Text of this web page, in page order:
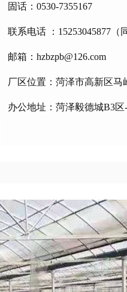
固话：0530-7355167
联系电话 ：15253045877（
邮箱：hzbzpb@126.com
厂区位置：菏泽市高新区马
办公地址：菏泽毅德城B3区